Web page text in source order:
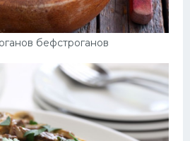
бефстроганов